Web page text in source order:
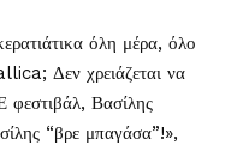
όλη μέρα, όλο
Δεν χρειάζεται να
Βασίλης
“βρε μπαγάσα”!»,